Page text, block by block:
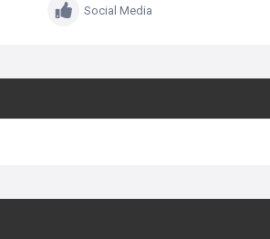
Social Media